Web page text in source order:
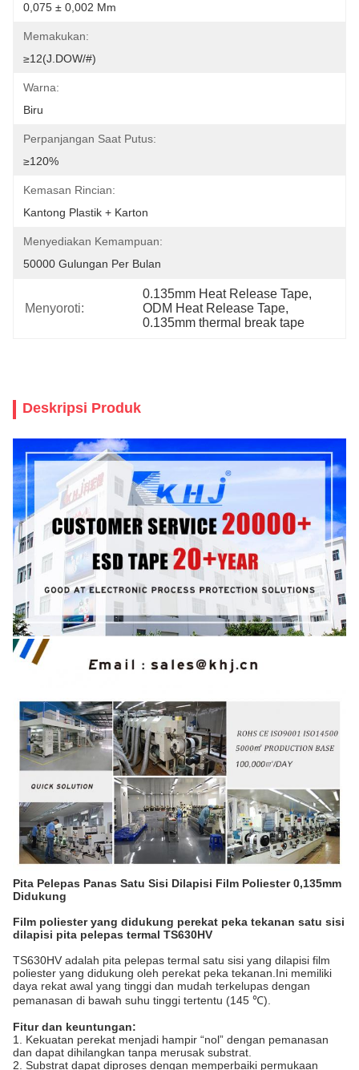
0,075 ± 0,002 Mm
Memakukan:
≥12(J.DOW/#)
Warna:
Biru
Perpanjangan Saat Putus:
≥120%
Kemasan Rincian:
Kantong Plastik + Karton
Menyediakan Kemampuan:
50000 Gulungan Per Bulan
Menyoroti:
0.135mm Heat Release Tape,
ODM Heat Release Tape,
0.135mm thermal break tape
Deskripsi Produk
Pita Pelepas Panas Satu Sisi Dilapisi Film Poliester 0,135mm
Didukung
Film poliester yang didukung perekat peka tekanan satu sisi
dilapisi pita pelepas termal TS630HV
TS630HV adalah pita pelepas termal satu sisi yang dilapisi film
poliester yang didukung oleh perekat peka tekanan.Ini memiliki
daya rekat awal yang tinggi dan mudah terkelupas dengan
pemanasan di bawah suhu tinggi tertentu (145 ℃).
Fitur dan keuntungan:
1. Kekuatan perekat menjadi hampir “nol” dengan pemanasan
dan dapat dihilangkan tanpa merusak substrat.
2. Substrat dapat diproses dengan memperbaiki permukaan